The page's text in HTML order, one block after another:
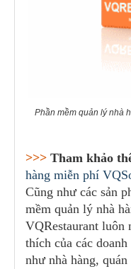
Phần mềm quản lý nhà
>>> Tham khảo
hàng miễn phí
Cũng như các sản
mềm quản lý nhà
VQRestaurant luôn
thích của các
như nhà hàng,